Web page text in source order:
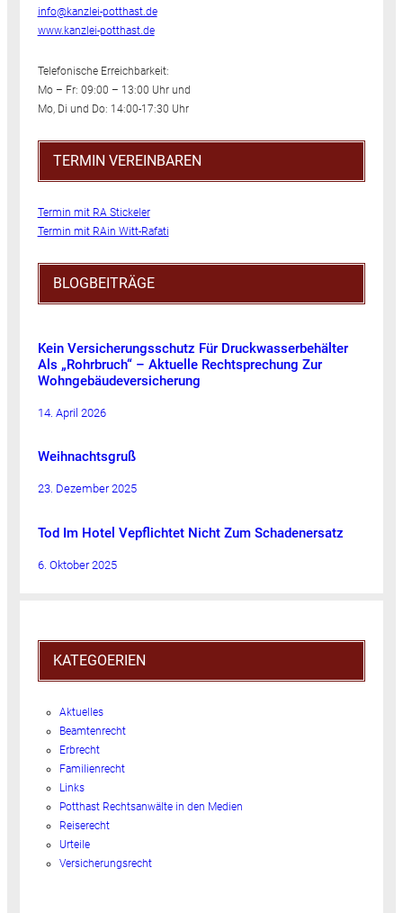
info@kanzlei-potthast.de
www.kanzlei-potthast.de
Telefonische Erreichbarkeit:
Mo – Fr: 09:00 – 13:00 Uhr und
Mo, Di und Do: 14:00-17:30 Uhr
TERMIN VEREINBAREN
Termin mit RA Stickeler
Termin mit RAin Witt-Rafati
BLOGBEITRÄGE
Kein Versicherungsschutz Für Druckwasserbehälter
Als „Rohrbruch“ – Aktuelle Rechtsprechung Zur
Wohngebäudeversicherung
14. April 2026
Weihnachtsgruß
23. Dezember 2025
Tod Im Hotel Vepflichtet Nicht Zum Schadenersatz
6. Oktober 2025
KATEGOERIEN
Aktuelles
Beamtenrecht
Erbrecht
Familienrecht
Links
Potthast Rechtsanwälte in den Medien
Reiserecht
Urteile
Versicherungsrecht